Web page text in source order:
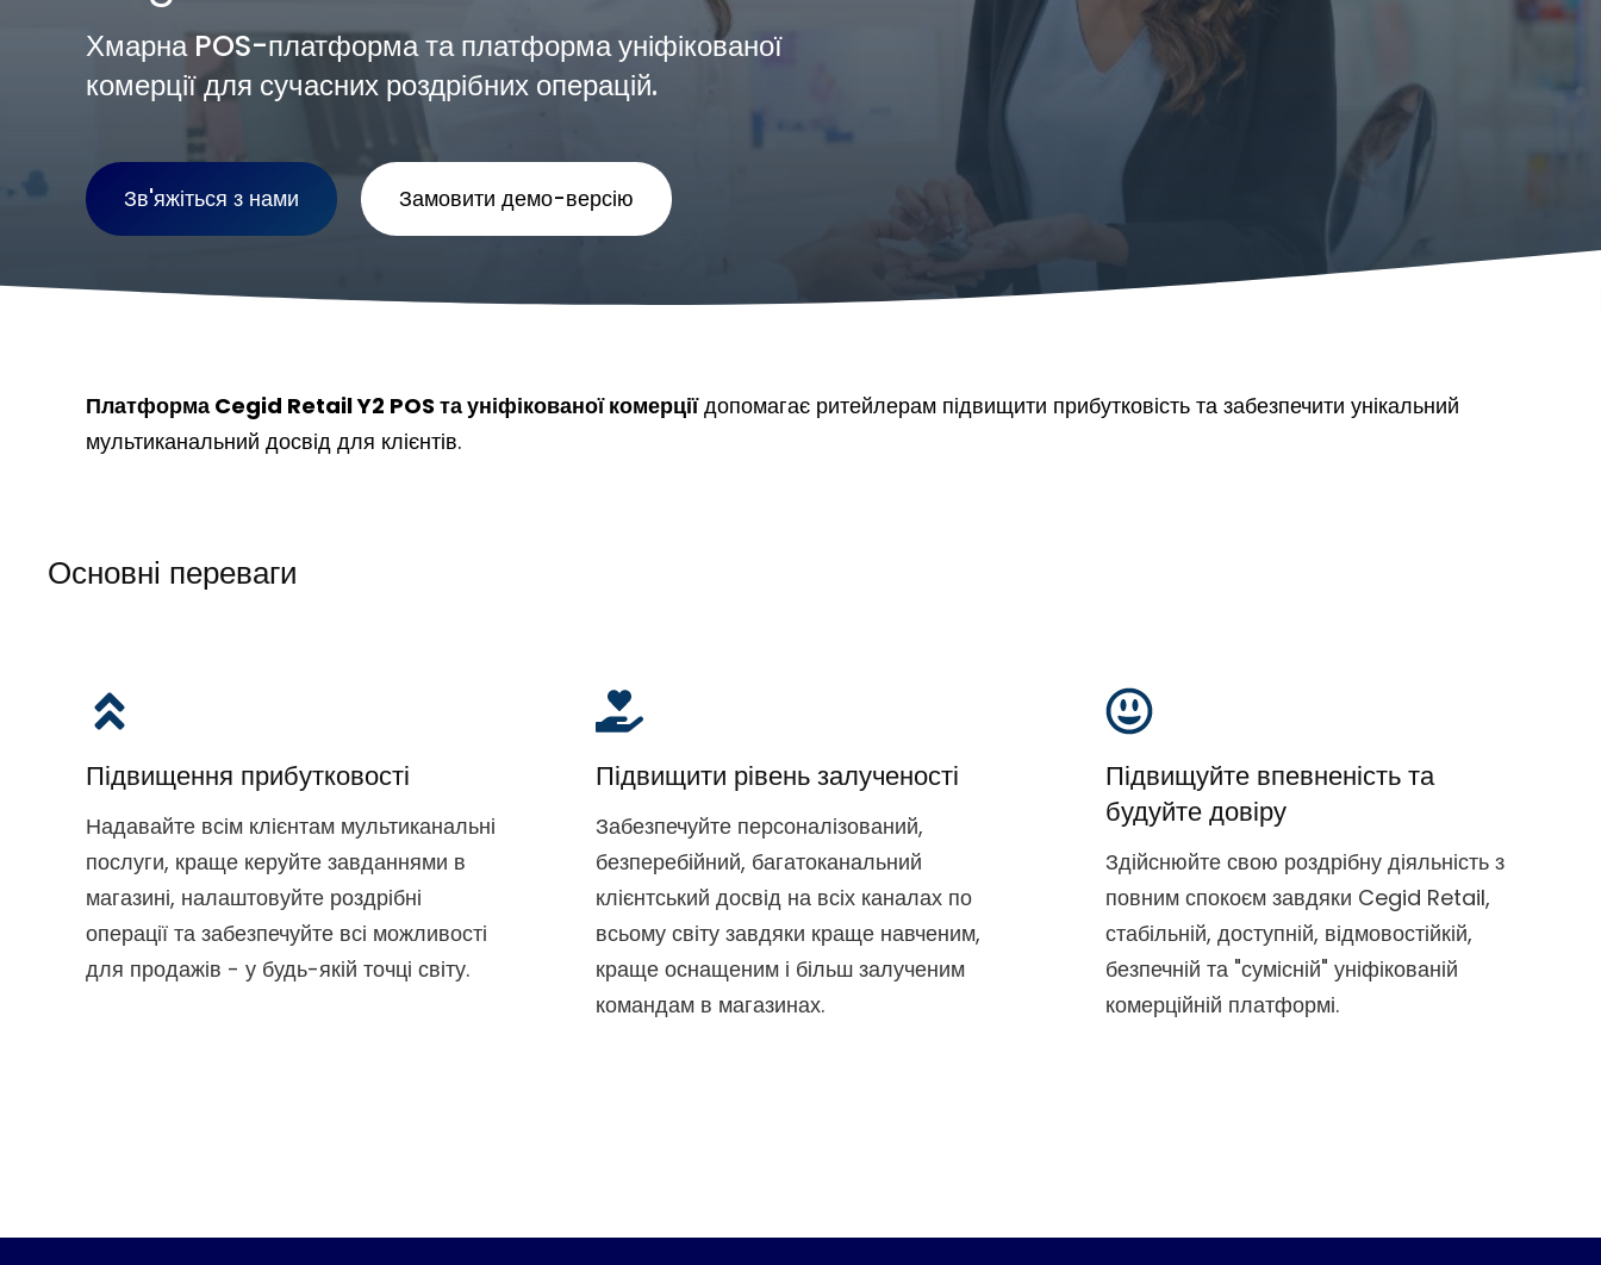
Хмарна POS-платформа та платформа уніфікованої
комерції для сучасних роздрібних операцій.
Зв'яжіться з нами Замовити демо-версію
Платформа Cegid Retail Y2 POS та уніфікованої комерціїдопомагає ритейлерам підвищити прибутковість та забезпечити унікальний
мультиканальний досвід для клієнтів.
Основні переваги
Підвищення прибутковості
Надавайте всім клієнтам мультиканальні
послуги, краще керуйте завданнями в
магазині, налаштовуйте роздрібні
операції та забезпечуйте всі можливості
для продажів - у будь-якій точці світу.
Підвищити рівень залученості
Забезпечуйте персоналізований,
безперебійний, багатоканальний
клієнтський досвід на всіх каналах по
всьому світу завдяки краще навченим,
краще оснащеним і більш залученим
командам в магазинах.
Підвищуйте впевненість та
будуйте довіру
Здійснюйте свою роздрібну діяльність з
повним спокоєм завдяки Cegid Retail,
стабільній, доступній, відмовостійкій,
безпечній та "сумісній" уніфікованій
комерційній платформі.